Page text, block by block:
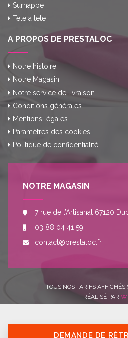
Surnappe
Tete a tete
A PROPOS DE PRESTALOC
Notre histoire
Notre Magasin
Notre service de livraison
Conditions générales
Mentions légales
Paramètres des cookies
Politique de confidentialité
NOTRE MAGASIN
7 rue de l’Artisanat 67120
03 88 04 41 59
contact@prestaloc.fr
TOUS NOS TARIFS
RÉALISÉ PAR
DEMANDE DE